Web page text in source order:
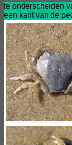
te onderscheiden
een kant van de